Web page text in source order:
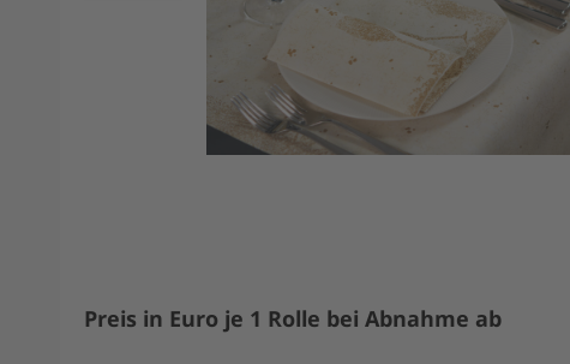
Preis in Euro je 1 Rolle bei Abnahme ab